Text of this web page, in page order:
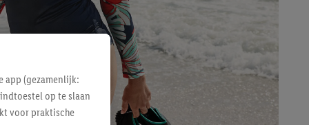
app (gezamenlijk:
op te slaan
voor praktische